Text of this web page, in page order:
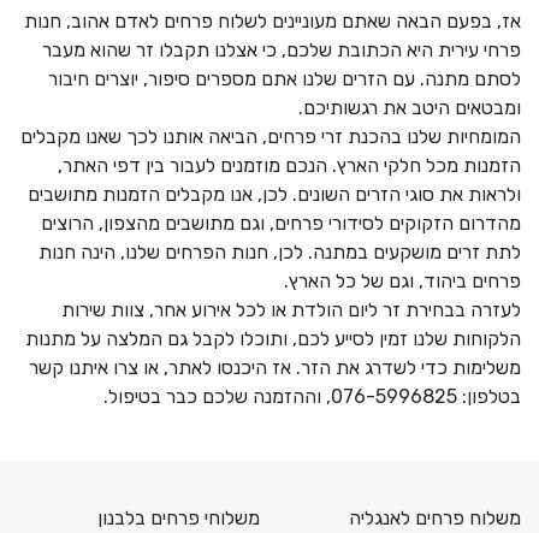
אז, בפעם הבאה שאתם מעוניינים לשלוח פרחים לאדם אהוב, חנות
פרחי עירית היא הכתובת שלכם, כי אצלנו תקבלו זר שהוא מעבר
לסתם מתנה. עם הזרים שלנו אתם מספרים סיפור, יוצרים חיבור
ומבטאים היטב את רגשותיכם.
המומחיות שלנו בהכנת זרי פרחים, הביאה אותנו לכך שאנו מקבלים
הזמנות מכל חלקי הארץ. הנכם מוזמנים לעבור בין דפי האתר,
ולראות את סוגי הזרים השונים. לכן, אנו מקבלים הזמנות מתושבים
מהדרום הזקוקים לסידורי פרחים, וגם מתושבים מהצפון, הרוצים
לתת זרים מושקעים במתנה. לכן, חנות הפרחים שלנו, הינה חנות
פרחים ביהוד, וגם של כל הארץ.
לעזרה בבחירת זר ליום הולדת או לכל אירוע אחר, צוות שירות
הלקוחות שלנו זמין לסייע לכם, ותוכלו לקבל גם המלצה ​​על מתנות
משלימות כדי לשדרג את הזר. אז היכנסו לאתר, או צרו איתנו קשר
בטלפון: 076-5996825, וההזמנה שלכם כבר בטיפול.
משלוח פרחים לאנגליה
משלוחי פרחים בלבנון